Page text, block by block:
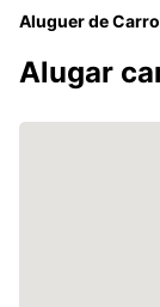
Aluguer de
Alugar